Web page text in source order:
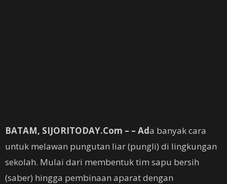
BATAM, SIJORITODAY.Com – – Ada banyak cara
untuk melawan pungutan liar (pungli) di lingkungan
sekolah. Mulai dari membentuk tim sapu bersih
(saber) hingga pembinaan aparat dengan